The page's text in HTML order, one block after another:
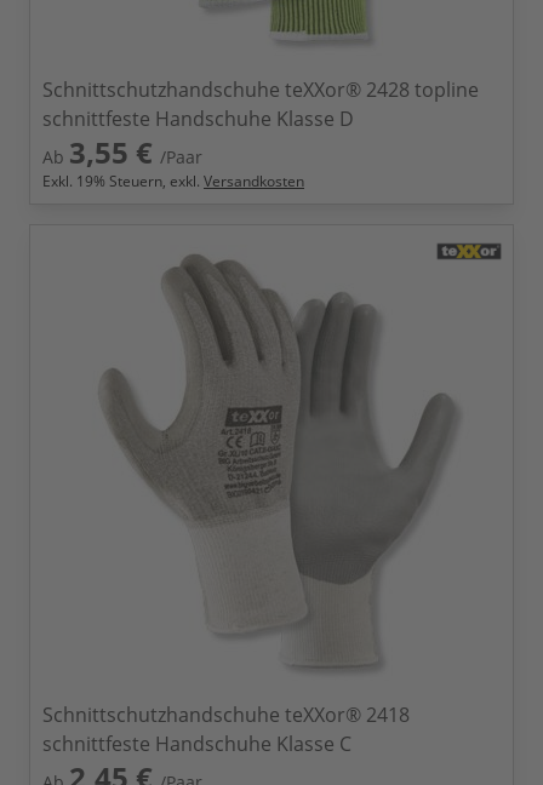
Schnittschutzhandschuhe teXXor® 2428 topline
schnittfeste Handschuhe Klasse D
Ab 3,55 € /Paar
Exkl. 19% Steuern, exkl. Versandkosten
Schnittschutzhandschuhe teXXor® 2418
schnittfeste Handschuhe Klasse C